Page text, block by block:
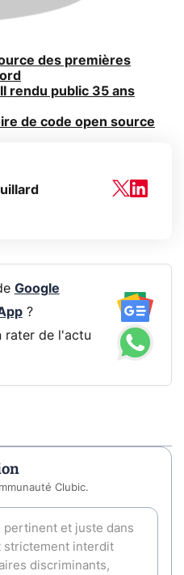
des premières
rendu public 35 ans
de code open source
Google
?
rater de l'actu
Clubic.